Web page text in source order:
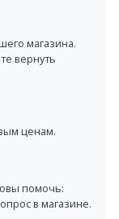
магазина.
вернуть
ценам.
помочь:
в магазине.